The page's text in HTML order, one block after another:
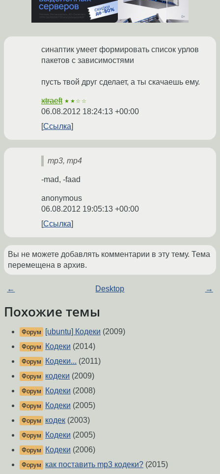
синаптик умеет формировать список урлов
пакетов с зависимостями
пусть твой друг сделает, а ты скачаешь ему.
xtraeft ★★☆☆
06.08.2012 18:24:13 +00:00
Ссылка
mp3, mp4
-mad, -faad
anonymous
06.08.2012 19:05:13 +00:00
Ссылка
Вы не можете добавлять комментарии в эту тему. Тема
перемещена в архив.
← Desktop →
Похожие темы
Форум [ubuntu] Кодеки (2009)
Форум Кодеки (2014)
Форум Кодеки... (2011)
Форум кодеки (2009)
Форум Кодеки (2008)
Форум Кодеки (2005)
Форум кодек (2003)
Форум Кодеки (2005)
Форум Кодеки (2006)
Форум как поставить mp3 кодеки? (2015)